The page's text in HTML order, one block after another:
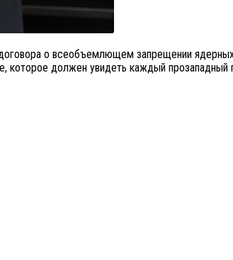
о всеобъемлющем запрещении
которое должен увидеть каждый прозападный